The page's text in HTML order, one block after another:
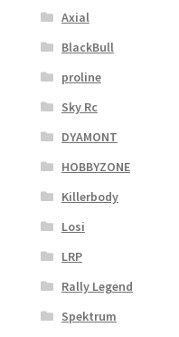
Axial
BlackBull
proline
Sky Rc
DYAMONT
HOBBYZONE
Killerbody
Losi
LRP
Rally Legend
Spektrum